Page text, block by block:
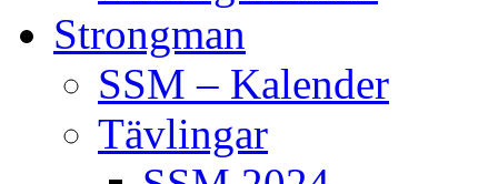
Strongman
SSM – Kalender
Tävlingar